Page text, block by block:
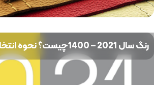
رنگ سال 2021 – 1400چیست؟ نحوه انتخاب آن چگونه است؟